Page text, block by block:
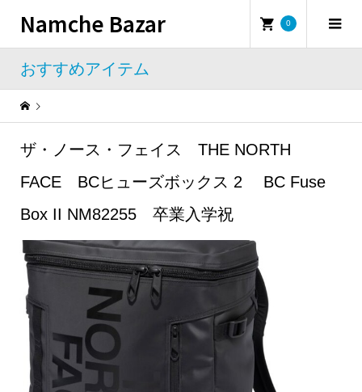
Namche Bazar 0
おすすめアイテム
ザ・ノース・フェイス THE NORTH
FACE BCヒューズボックス 2 BC Fuse
Box II NM82255 卒業入学祝